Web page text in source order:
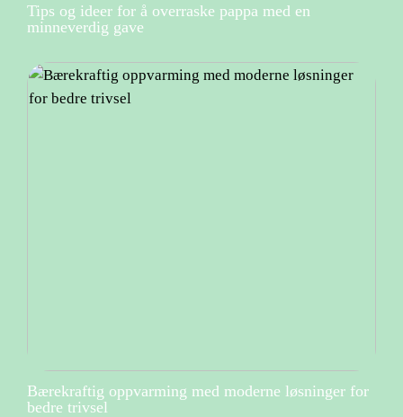
Tips og ideer for å overraske pappa med en
minneverdig gave
Bærekraftig oppvarming med moderne løsninger for
bedre trivsel